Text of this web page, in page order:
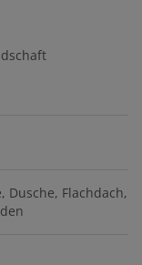
Dusche Flachdach